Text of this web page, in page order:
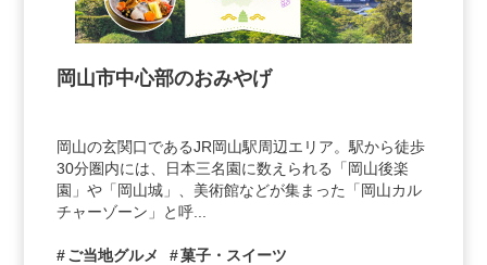
岡山市中心部のおみやげ
岡山の玄関口であるJR岡山駅周辺エリア。駅から徒歩
30分圏内には、日本三名園に数えられる「岡山後楽
園」や「岡山城」、美術館などが集まった「岡山カル
チャーゾーン」と呼...
ご当地グルメ
菓子・スイーツ